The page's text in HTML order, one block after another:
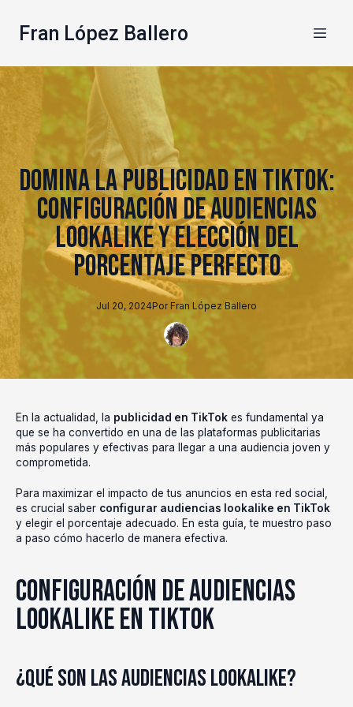
Fran López Ballero
Domina la Publicidad en TikTok:
Configuración de Audiencias
Lookalike y Elección del
Porcentaje Perfecto
Jul 20, 2024Por Fran López Ballero
En la actualidad, la publicidad en TikTok es fundamental ya
que se ha convertido en una de las plataformas publicitarias
más populares y efectivas para llegar a una audiencia joven y
comprometida.
Para maximizar el impacto de tus anuncios en esta red social,
es crucial saber configurar audiencias lookalike en TikTok
y elegir el porcentaje adecuado. En esta guía, te muestro paso
a paso cómo hacerlo de manera efectiva.
Configuración de Audiencias
Lookalike en TikTok
¿Qué son las Audiencias Lookalike?